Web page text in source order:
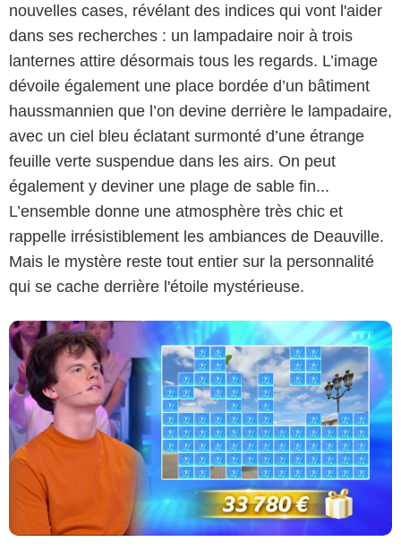
nouvelles cases, révélant des indices qui vont l'aider
dans ses recherches : un lampadaire noir à trois
lanternes attire désormais tous les regards. L’image
dévoile également une place bordée d’un bâtiment
haussmannien que l’on devine derrière le lampadaire,
avec un ciel bleu éclatant surmonté d’une étrange
feuille verte suspendue dans les airs. On peut
également y deviner une plage de sable fin...
L’ensemble donne une atmosphère très chic et
rappelle irrésistiblement les ambiances de Deauville.
Mais le mystère reste tout entier sur la personnalité
qui se cache derrière l'étoile mystérieuse.
Capture d'écran Les 12 Coups de midi / TF1